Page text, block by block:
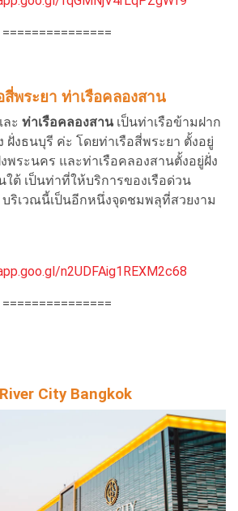
===============
สี่พระยา ท่าเรือคลองสาน
ละ ท่าเรือคลองสานเป็นท่าเรือข้ามฝาก
ฝั่งธนบุรี ค่ะ โดยท่าเรือสี่พระยา ตั้งอยู่
พระนคร และท่าเรือคลองสานตั้งอยู่ฝั่ง
ใต้ เป็นท่าที่ให้บริการของเรือด่วน
บริเวณนี้เป็นอีกหนึ่งจุดชมพลุที่สวยงาม
n2UDFAig1REXM2c68
===============
City Bangkok